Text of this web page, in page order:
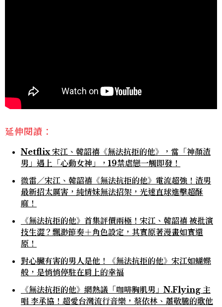
延伸閱讀：
Netflix 宋江、韓韶禧《無法抗拒的他》，當「神顏渣
男」遇上「心動女神」，19禁虐戀一觸即發！
微雷／宋江、韓韶禧《無法抗拒的他》電流超強！渣男
最新招太厲害，純情妹無法招架，光速直球進擊超酥
麻！
《無法抗拒的他》首集評價兩極！宋江、韓韶禧 被批演
技生澀？飄渺節奏＋角色設定，其實原著漫畫如實還
原！
對心臟有害的男人是他！《無法抗拒的他》宋江如蝴蝶
般，是悄悄停駐在肩上的幸福
《無法抗拒的他》網熱議「咖啡胸肌男」N.Flying 主
唱 李承協！超愛台灣流行音樂，蔡依林、蕭敬騰的歌他